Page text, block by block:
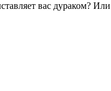
вас дураком?